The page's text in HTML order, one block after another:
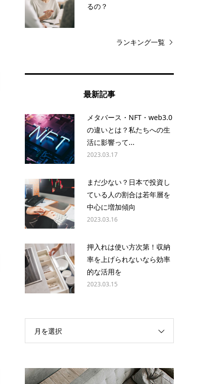
るの？
ランキング一覧
最新記事
メタバース・NFT・web3.0
の違いとは？私たちへの生
活に影響って...
2023.03.17
まだ少ない？日本で投資し
ている人の割合は若年層を
中心に増加傾向
2023.03.16
押入れは使い方次第！収納
率を上げられないなら効率
的な活用を
2023.03.15
月を選択